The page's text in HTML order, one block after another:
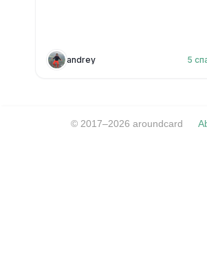
andrey 5
© 2017–2026 aroundcard